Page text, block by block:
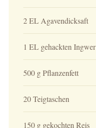
2 EL Agavendicksaft
1 EL gehackten Ingwer
500 g Pflanzenfett
20 Teigtaschen
150 g gekochten Reis